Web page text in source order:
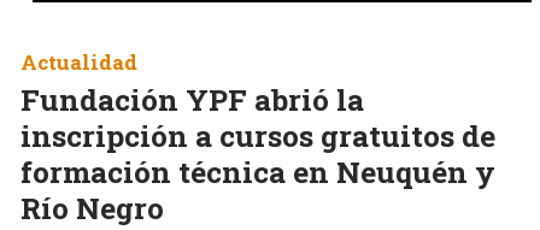
Fundación YPF abrió la
inscripción a cursos gratuitos de
formación técnica en Neuquén y
Río Negro
Actualidad